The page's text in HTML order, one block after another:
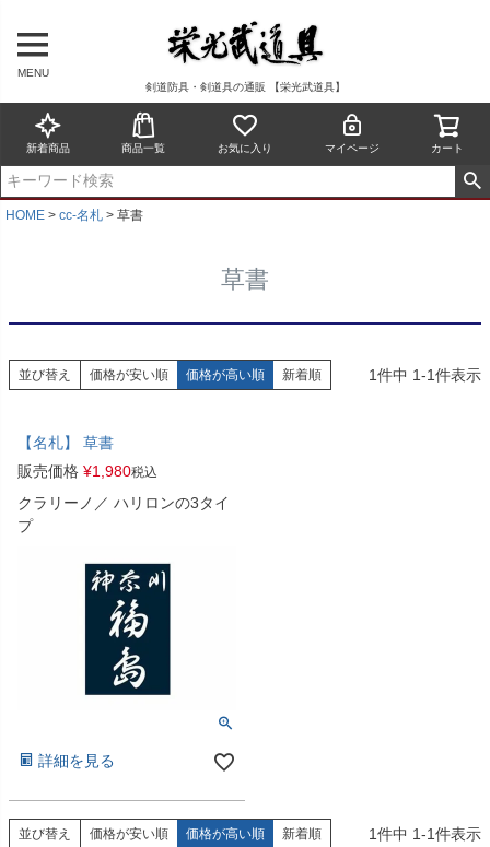
剣道防具・剣道具の通販 【栄光武道具】
MENU
新着商品 商品一覧 お気に入り マイページ カート
HOME cc-名札 草書
草書
並び替え 価格が安い順 価格が高い順 新着順 1件中 1-1件表示
【名札】 草書
販売価格 ¥1,980税込
クラリーノ／ ハリロンの3タイ
プ
詳細を見る
並び替え 価格が安い順 価格が高い順 新着順 1件中 1-1件表示